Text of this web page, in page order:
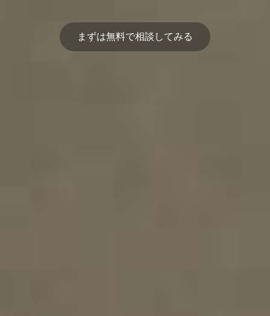
まずは無料で相談してみる